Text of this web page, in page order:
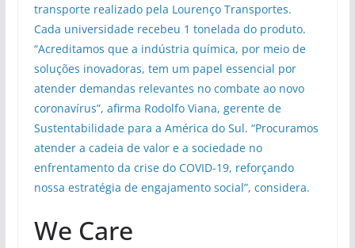
transporte realizado pela Lourenço Transportes.
Cada universidade recebeu 1 tonelada do produto.
“Acreditamos que a indústria química, por meio de
soluções inovadoras, tem um papel essencial por
atender demandas relevantes no combate ao novo
coronavírus”, afirma Rodolfo Viana, gerente de
Sustentabilidade para a América do Sul. “Procuramos
atender a cadeia de valor e a sociedade no
enfrentamento da crise do COVID-19, reforçando
nossa estratégia de engajamento social”, considera.
We Care